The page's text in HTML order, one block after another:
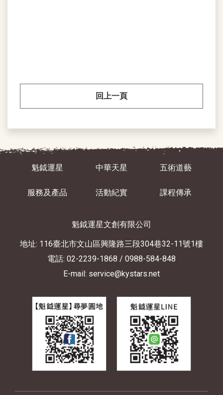
回上一頁
魁鉞運星 中華天星 五術道藝
服務及產品 活動紀實 課程傳承
魁鉞運星文創有限公司
地址: 116臺北市文山區興隆路三段304巷32-11號1樓
電話: 02-2239-1868 / 0988-584-848
E-mail: service@kystars.net